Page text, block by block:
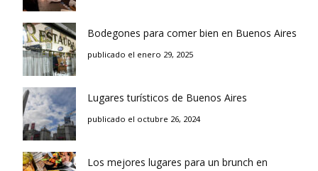
Bodegones para comer bien en Buenos Aires
publicado el enero 29, 2025
Lugares turísticos de Buenos Aires
publicado el octubre 26, 2024
Los mejores lugares para un brunch en